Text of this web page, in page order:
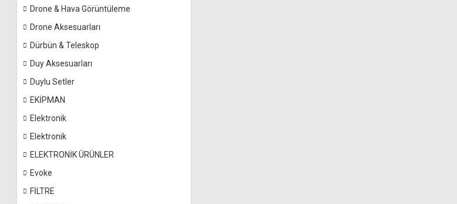
Drone & Hava Görüntüleme
Drone Aksesuarları
Dürbün & Teleskop
Duy Aksesuarları
Duylu Setler
EKİPMAN
Elektronik
Elektronik
ELEKTRONİK ÜRÜNLER
Evoke
FİLTRE